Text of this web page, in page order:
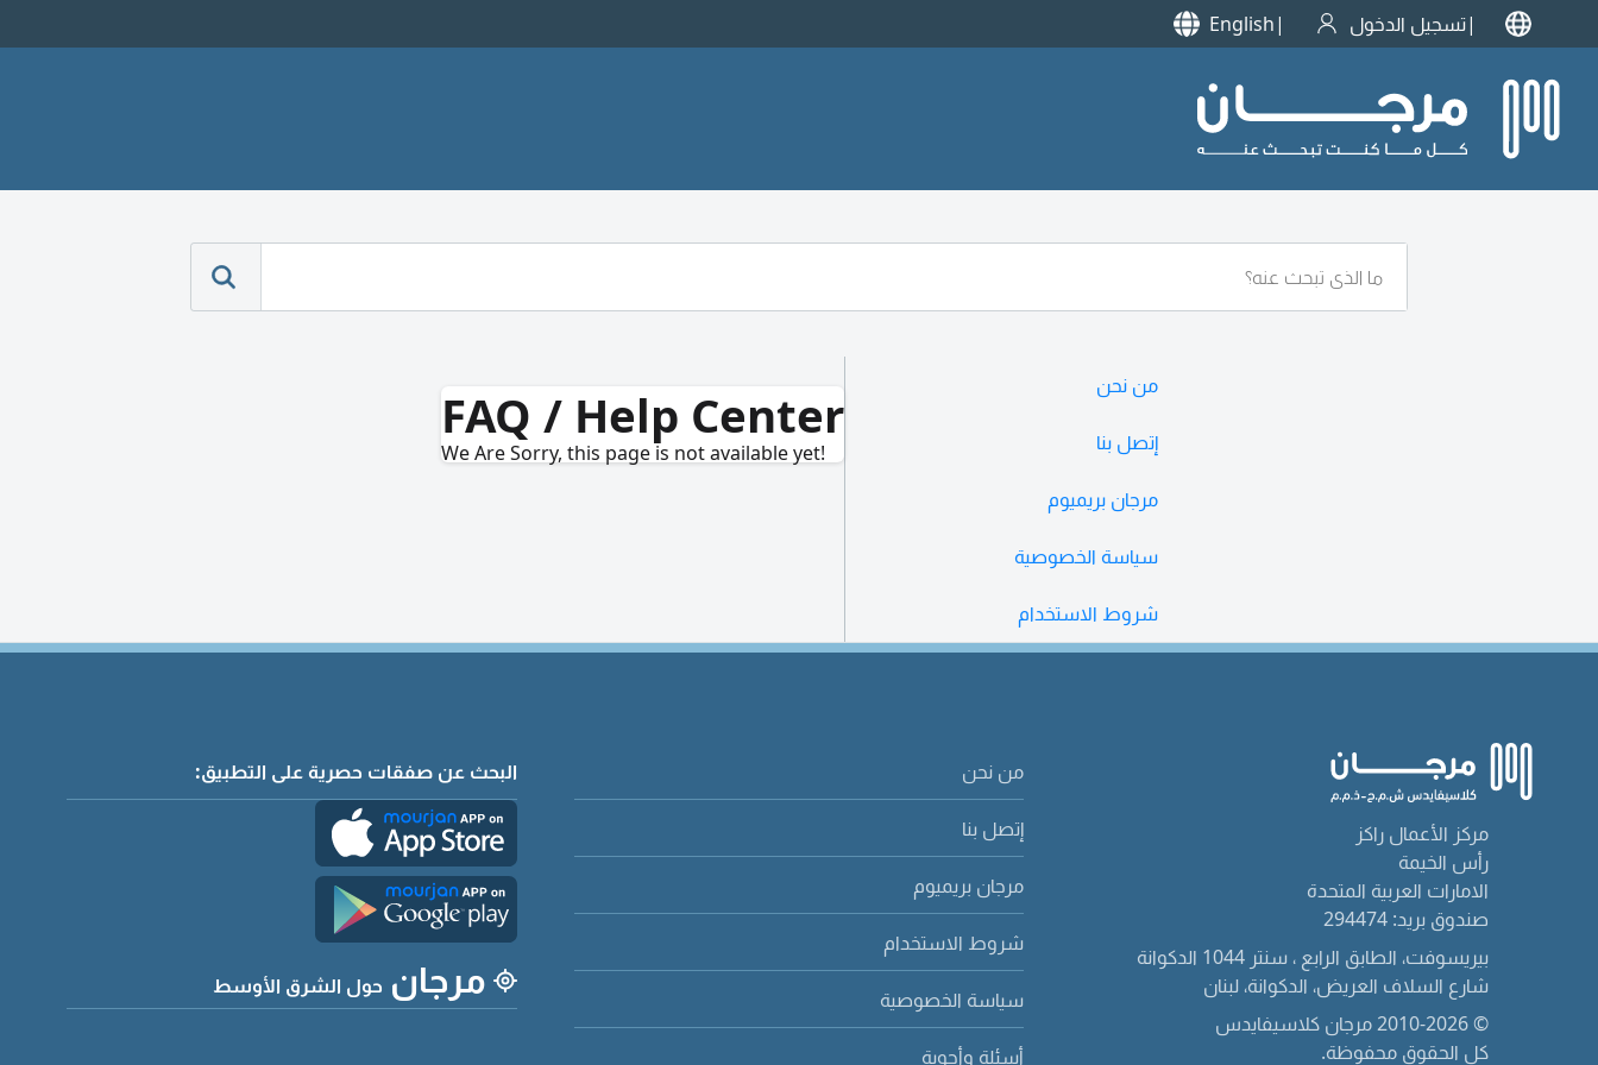
تسجيل الدخول English
من نحن
إتصل بنا
مرجان بريميوم
سياسة الخصوصية
شروط الاستخدام
FAQ / Help Center
We Are Sorry, this page is not available yet!
مركز الأعمال راكز
رأس الخيمة
الامارات العربية المتحدة
صندوق بريد: 294474
بيريسوفت، الطابق الرابع ، سنتر 1044 الدكوانة
شارع السلاف العريض، الدكوانة، لبنان
© 2010-2026 مرجان كلاسيفايدس
كل الحقوق محفوظة.
من نحن
إتصل بنا
مرجان بريميوم
شروط الاستخدام
سياسة الخصوصية
أسئلة وأجوبة
البحث عن صفقات حصرية على التطبيق:
مرجان حول الشرق الأوسط